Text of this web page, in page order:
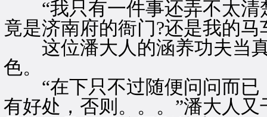
“我只有一件事还弄不太清
竟是济南府的衙门?还是我的马
这位潘大人的涵养功夫当真
色。
“在下只不过随便问问而已
有好处，否则。。。”潘大人